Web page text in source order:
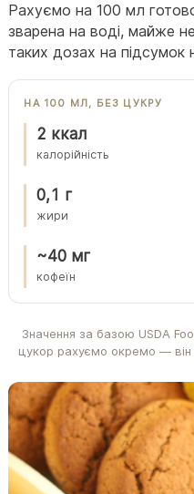
Рахуємо на 100 мл
зварена на воді, майже
таких дозах на підсумок
НА 100 МЛ, БЕЗ ЦУКРУ
2 ккал
калорійність
0,1 г
жири
~40 мг
кофеїн
Значення за базою USDA
цукор рахуємо окремо — він